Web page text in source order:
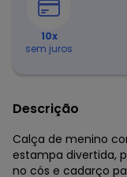
10x
sem juros
Descrição
Calça de menino
estampa divertida,
no cós e cadarço